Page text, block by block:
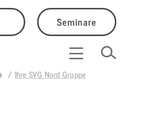
Seminare
Ihre SVG Nord Gruppe